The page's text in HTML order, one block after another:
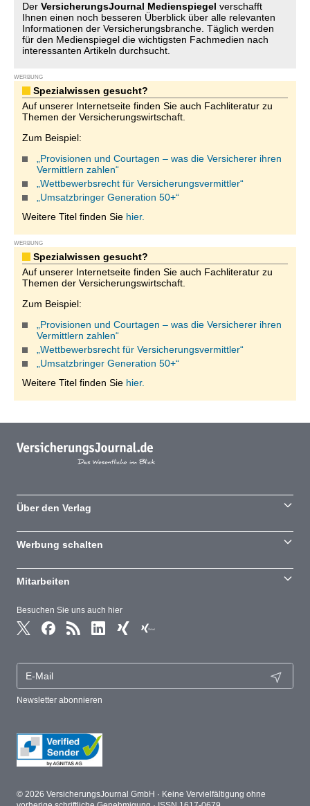
Der VersicherungsJournal Medienspiegel verschafft
Ihnen einen noch besseren Überblick über alle relevanten
Informationen der Versicherungsbranche. Täglich werden
für den Medienspiegel die wichtigsten Fachmedien nach
interessanten Artikeln durchsucht.
WERBUNG
Spezialwissen gesucht?
Auf unserer Internetseite finden Sie auch Fachliteratur zu
Themen der Versicherungswirtschaft.
Zum Beispiel:
„Provisionen und Courtagen – was die Versicherer ihren
Vermittlern zahlen“
„Wettbewerbsrecht für Versicherungsvermittler“
„Umsatzbringer Generation 50+“
Weitere Titel finden Sie hier.
WERBUNG
Spezialwissen gesucht?
Auf unserer Internetseite finden Sie auch Fachliteratur zu
Themen der Versicherungswirtschaft.
Zum Beispiel:
„Provisionen und Courtagen – was die Versicherer ihren
Vermittlern zahlen“
„Wettbewerbsrecht für Versicherungsvermittler“
„Umsatzbringer Generation 50+“
Weitere Titel finden Sie hier.
Besuchen Sie uns auch hier
Newsletter abonnieren
Über den Verlag
Werbung schalten
Mitarbeiten
© 2026 VersicherungsJournal GmbH · Keine Vervielfältigung ohne